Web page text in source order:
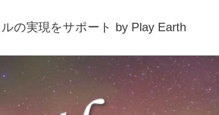
の実現をサポート by Play Earth